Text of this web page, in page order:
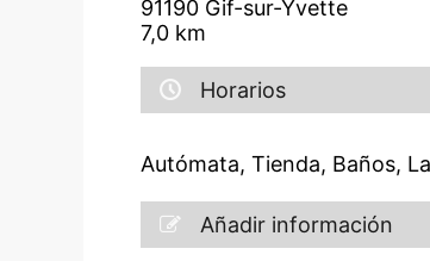
91190 Gif-sur-Yvette
7,0km
Horarios
Autómata, Tienda, Baños,
Añadir información